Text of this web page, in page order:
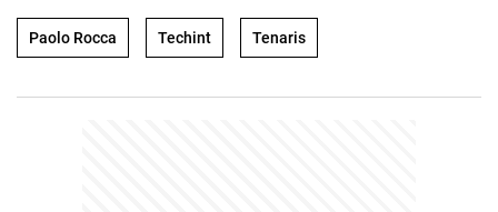
Paolo Rocca Techint Tenaris